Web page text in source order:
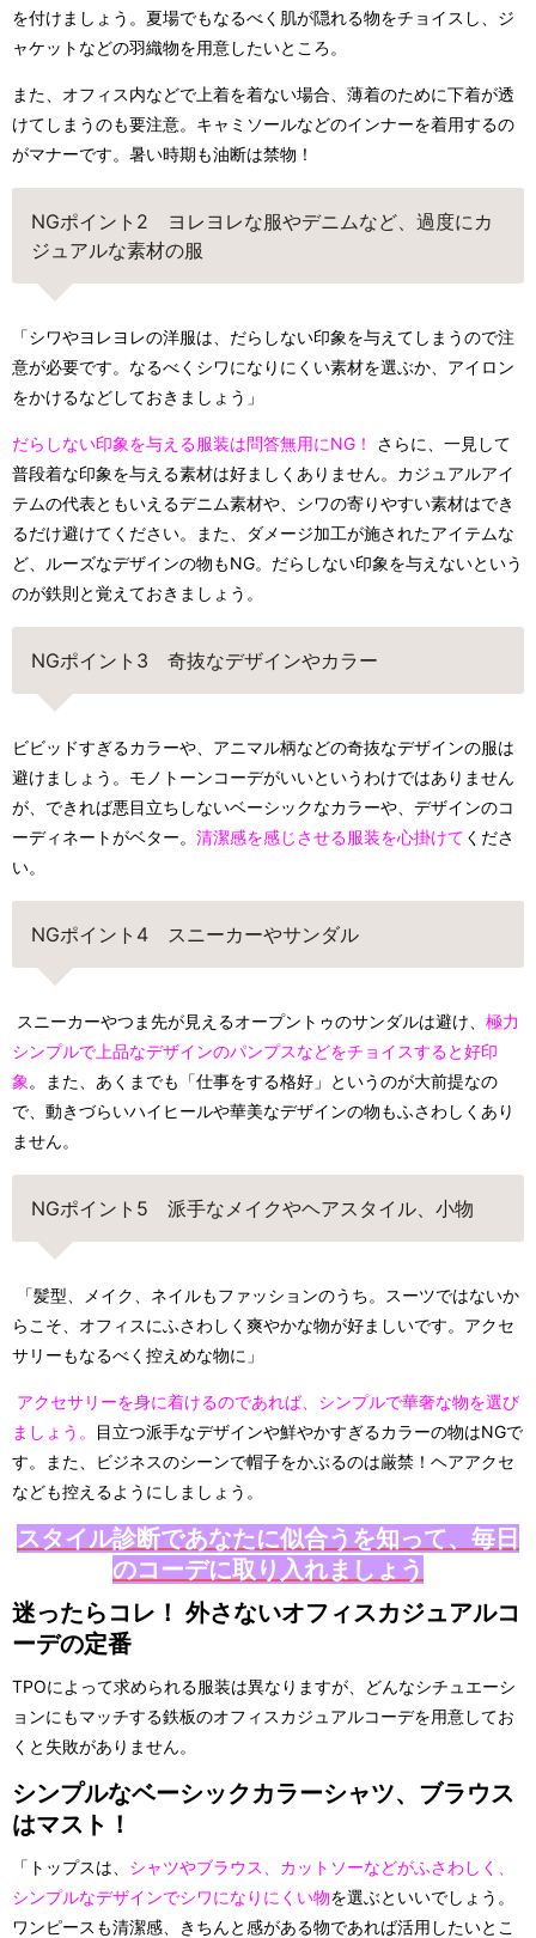
を付けましょう。夏場でもなるべく肌が隠れる物をチョイスし、ジ
ャケットなどの羽織物を用意したいところ。
また、オフィス内などで上着を着ない場合、薄着のために下着が透
けてしまうのも要注意。キャミソールなどのインナーを着用するの
がマナーです。暑い時期も油断は禁物！
NGポイント2 ヨレヨレな服やデニムなど、過度にカ
ジュアルな素材の服
「シワやヨレヨレの洋服は、だらしない印象を与えてしまうので注
意が必要です。なるべくシワになりにくい素材を選ぶか、アイロン
をかけるなどしておきましょう」
だらしない印象を与える服装は問答無用にNG！
さらに、一見して
普段着な印象を与える素材は好ましくありません。カジュアルアイ
テムの代表ともいえるデニム素材や、シワの寄りやすい素材はでき
るだけ避けてください。また、ダメージ加工が施されたアイテムな
ど、ルーズなデザインの物もNG。だらしない印象を与えないという
のが鉄則と覚えておきましょう。
NGポイント3 奇抜なデザインやカラー
ビビッドすぎるカラーや、アニマル柄などの奇抜なデザインの服は
避けましょう。モノトーンコーデがいいというわけではありません
が、できれば悪目立ちしないベーシックなカラーや、デザインのコ
ーディネートがベター。 清潔感を感じさせる服装を心掛けて くださ
い。
NGポイント4 スニーカーやサンダル
スニーカーやつま先が見えるオープントゥのサンダルは避け、 極力
シンプルで上品なデザインのパンプスなどをチョイスすると好印
象 。また、あくまでも「仕事をする格好」というのが大前提なの
で、動きづらいハイヒールや華美なデザインの物もふさわしくあり
ません。
NGポイント5 派手なメイクやヘアスタイル、小物
「髪型、メイク、ネイルもファッションのうち。スーツではないか
らこそ、オフィスにふさわしく爽やかな物が好ましいです。アクセ
サリーもなるべく控えめな物に」
アクセサリーを身に着けるのであれば、シンプルで華奢な物を選び
ましょう。
目立つ派手なデザインや鮮やかすぎるカラーの物はNGで
す。また、ビジネスのシーンで帽子をかぶるのは厳禁！ヘアアクセ
なども控えるようにしましょう。
スタイル診断であなたに似合うを知って、毎日
のコーデに取り入れましょう
迷ったらコレ！ 外さないオフィスカジュアルコ
ーデの定番
TPOによって求められる服装は異なりますが、どんなシチュエーシ
ョンにもマッチする鉄板のオフィスカジュアルコーデを用意してお
くと失敗がありません。
シンプルなベーシックカラーシャツ、ブラウス
はマスト！
「トップスは、 シャツやブラウス、カットソーなどがふさわしく、
シンプルなデザインでシワになりにくい物を選ぶといいでしょう。
ワンピースも清潔感、きちんと感がある物であれば活用したいとこ